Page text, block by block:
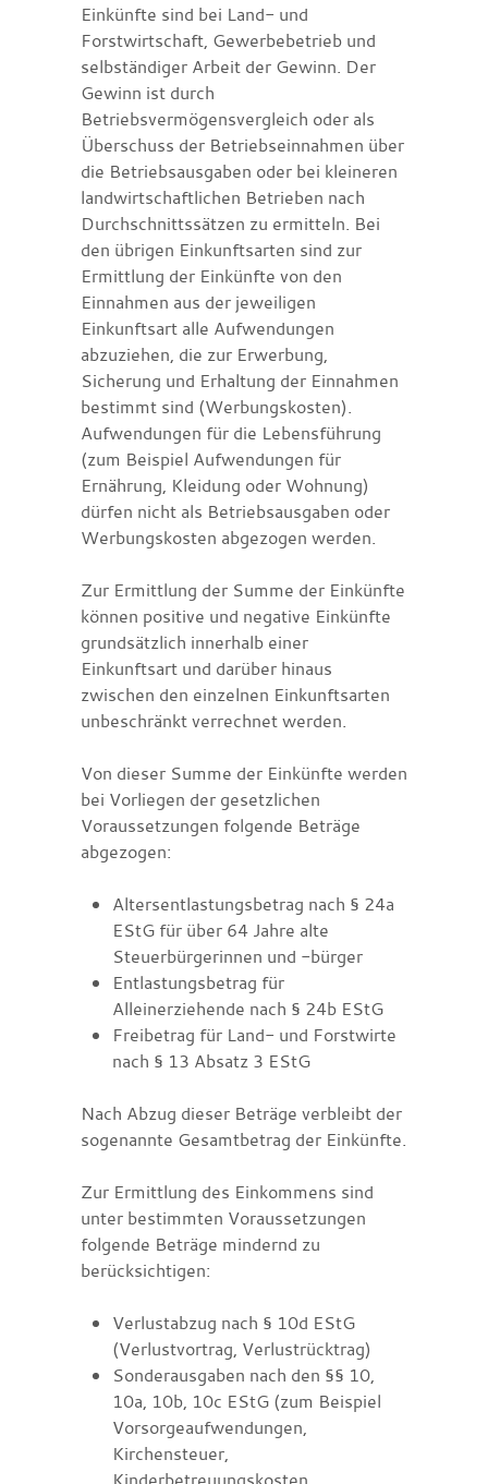
Einkünfte sind bei Land- und
Forstwirtschaft, Gewerbebetrieb und
selbständiger Arbeit der Gewinn. Der
Gewinn ist durch
Betriebsvermögensvergleich oder als
Überschuss der Betriebseinnahmen über
die Betriebsausgaben oder bei kleineren
landwirtschaftlichen Betrieben nach
Durchschnittssätzen zu ermitteln. Bei
den übrigen Einkunftsarten sind zur
Ermittlung der Einkünfte von den
Einnahmen aus der jeweiligen
Einkunftsart alle Aufwendungen
abzuziehen, die zur Erwerbung,
Sicherung und Erhaltung der Einnahmen
bestimmt sind (Werbungskosten).
Aufwendungen für die Lebensführung
(zum Beispiel Aufwendungen für
Ernährung, Kleidung oder Wohnung)
dürfen nicht als Betriebsausgaben oder
Werbungskosten abgezogen werden.
Zur Ermittlung der Summe der Einkünfte
können positive und negative Einkünfte
grundsätzlich innerhalb einer
Einkunftsart und darüber hinaus
zwischen den einzelnen Einkunftsarten
unbeschränkt verrechnet werden.
Von dieser Summe der Einkünfte werden
bei Vorliegen der gesetzlichen
Voraussetzungen folgende Beträge
abgezogen:
Altersentlastungsbetrag nach § 24a
EStG für über 64 Jahre alte
Steuerbürgerinnen und -bürger
Entlastungsbetrag für
Alleinerziehende nach § 24b EStG
Freibetrag für Land- und Forstwirte
nach § 13 Absatz 3 EStG
Nach Abzug dieser Beträge verbleibt der
sogenannte Gesamtbetrag der Einkünfte.
Zur Ermittlung des Einkommens sind
unter bestimmten Voraussetzungen
folgende Beträge mindernd zu
berücksichtigen:
Verlustabzug nach § 10d EStG
(Verlustvortrag, Verlustrücktrag)
Sonderausgaben nach den §§ 10,
10a, 10b, 10c EStG (zum Beispiel
Vorsorgeaufwendungen,
Kirchensteuer,
Kinderbetreuungskosten,